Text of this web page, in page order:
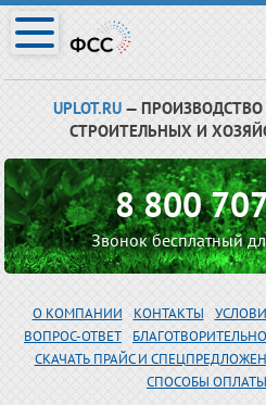
UPLOT.RU —
СТРОИТЕЛЬНЫХ И
8 800
Звонок бесплатный
О КОМПАНИИ КОНТАКТЫ
ВОПРОС-ОТВЕТ
СКАЧАТЬ ПРАЙС И
СПОСОБЫ